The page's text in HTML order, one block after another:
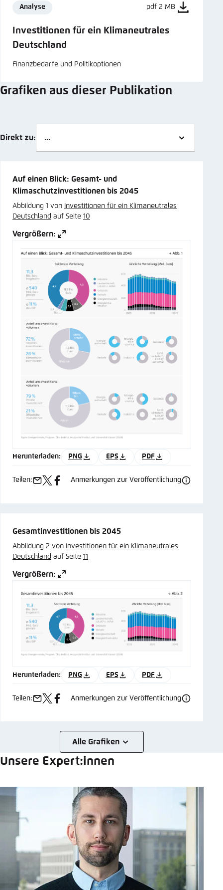
Analyse pdf 2 MB
Investitionen für ein Klimaneutrales
Deutschland
Finanzbedarfe und Politikoptionen
Grafiken aus dieser Publikation
Direkt zu:
Auf einen Blick: Gesamt- und
Klimaschutzinvestitionen bis 2045
Abbildung 1 von Investitionen für ein Klimaneutrales
Deutschland auf Seite 10
Vergrößern:
Herunterladen: PNG EPS PDF
Teilen:
e- x facebook
Anmerkungen zur Veröffentlichung
Gesamtinvestitionen bis 2045
Abbildung 2 von Investitionen für ein Klimaneutrales
Deutschland auf Seite 11
Vergrößern:
Herunterladen: PNG EPS PDF
Teilen:
e- x facebook
Anmerkungen zur Veröffentlichung
Alle Grafiken
Unsere Expert:innen